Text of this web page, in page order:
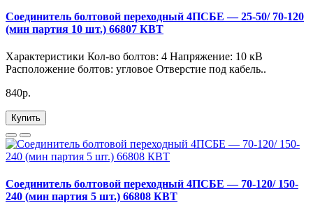
Соединитель болтовой переходный 4ПСБЕ — 25-50/ 70-120
(мин партия 10 шт.) 66807 КВТ
Характеристики Кол-во болтов: 4 Напряжение: 10 кВ
Расположение болтов: угловое Отверстие под кабель..
840р.
Купить
Соединитель болтовой переходный 4ПСБЕ — 70-120/ 150-
240 (мин партия 5 шт.) 66808 КВТ